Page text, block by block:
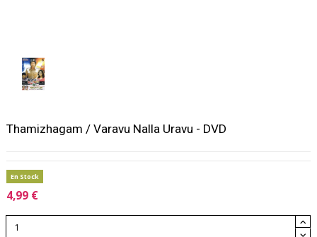
Thamizhagam / Varavu Nalla Uravu - DVD
En Stock
4,99 €